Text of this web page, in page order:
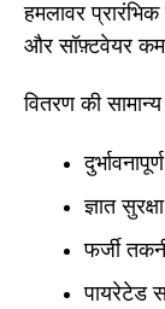
हमलावर
और सॉफ़्टवेयर
वितरण की
ज्ञात
फर्जी
पायरेटेड